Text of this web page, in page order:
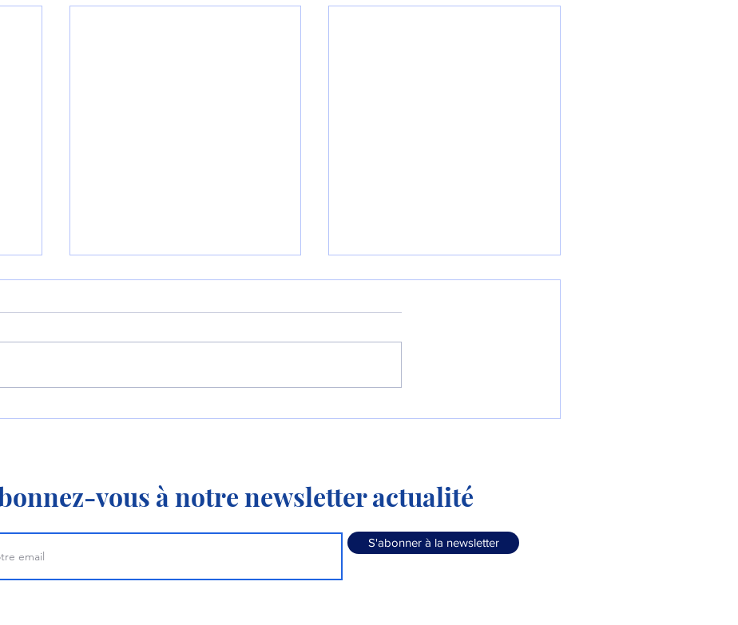
vous à notre newsletter actualité
S'abonner à la newsletter